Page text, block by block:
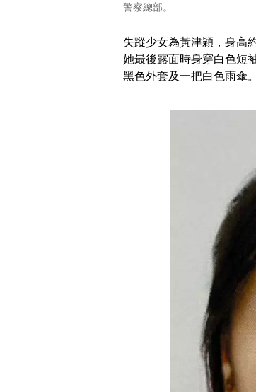
警察總部。
失蹤少女為黃津穎，身高
她最後露面時身穿白色短
黑色外套及一把白色雨傘。